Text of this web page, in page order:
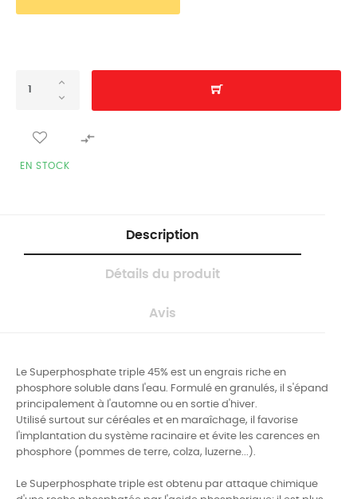

EN STOCK
Description
Détails du produit
Avis
Le Superphosphate triple 45% est un engrais riche en
phosphore soluble dans l'eau. Formulé en granulés, il s'épand
principalement à l'automne ou en sortie d'hiver.
Utilisé surtout sur céréales et en maraîchage, il favorise
l'implantation du système racinaire et évite les carences en
phosphore (pommes de terre, colza, luzerne...).
Le Superphosphate triple est obtenu par attaque chimique